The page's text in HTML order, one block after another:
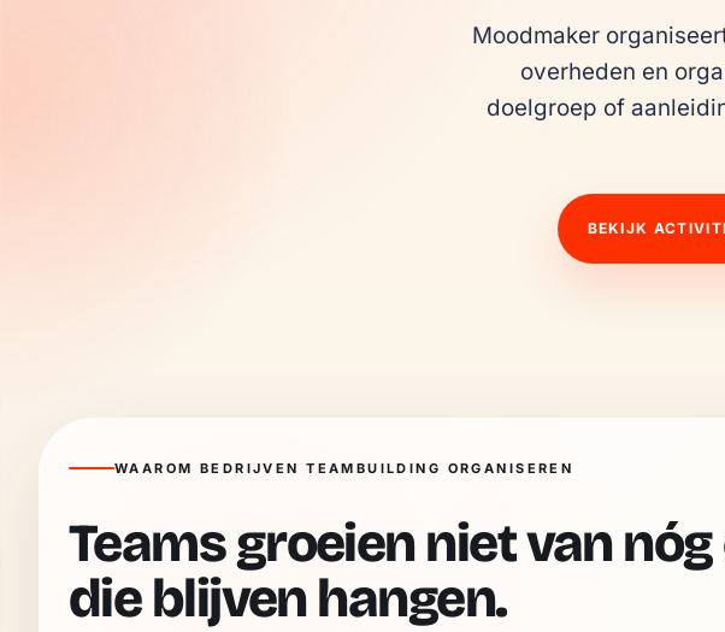
Moodmaker
overheden en
doelgroep of
BEKIJK
WAAROM BEDRIJVEN TEAMBUILDING ORGANISEREN
Teams groeien niet van
die blijven hangen.